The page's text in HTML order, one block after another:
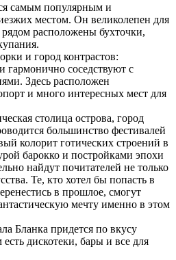
самым популярным и
местом. Он великолепен для
расположены бухточки,
и город контрастов:
гармонично соседствуют с
Здесь расположен
и много интересных мест для
столица острова, город
большинство фестивалей
колорит готических строений в
барокко и постройками эпохи
найдут почитателей не только
Те, кто хотел бы попасть в
в прошлое, смогут
мечту именно в этом
Бланка придется по вкусу
дискотеки, бары и все для